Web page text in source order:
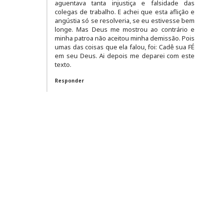
aguentava tanta injustiça e falsidade das
colegas de trabalho. E achei que esta aflição e
angústia só se resolveria, se eu estivesse bem
longe. Mas Deus me mostrou ao contrário e
minha patroa não aceitou minha demissão. Pois
umas das coisas que ela falou, foi: Cadê sua FÉ
em seu Deus. Ai depois me deparei com este
texto.
Responder